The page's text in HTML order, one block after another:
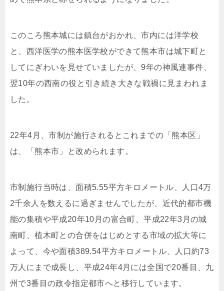
このころ熊本城には鎮台がおかれ、市内には洋学校
と、西洋医学の熊本医学校ができて熊本市は城下町と
してにぎわいを見せていましたが、9年の神風連事件、
翌10年の西南の役と引き続き大きな戦禍に見まわれま
した。
22年4月、市制が施行されるとこれまでの「熊本区」
は、「熊本市」と改められます。
市制施行当時は、面積5.55平方キロメートル、人口4万
2千余人を数えるに過ぎませんでしたが、近代的都市機
能の集積や平成20年10月の富合町、平成22年3月の城
南町、植木町との合併をはじめとする市域の拡大等に
よって、今や面積389.54平方キロメートル、人口約73
万人にまで成長し、平成24年4月には全国で20番目、九
州で3番目の政令指定都市へと移行しています。